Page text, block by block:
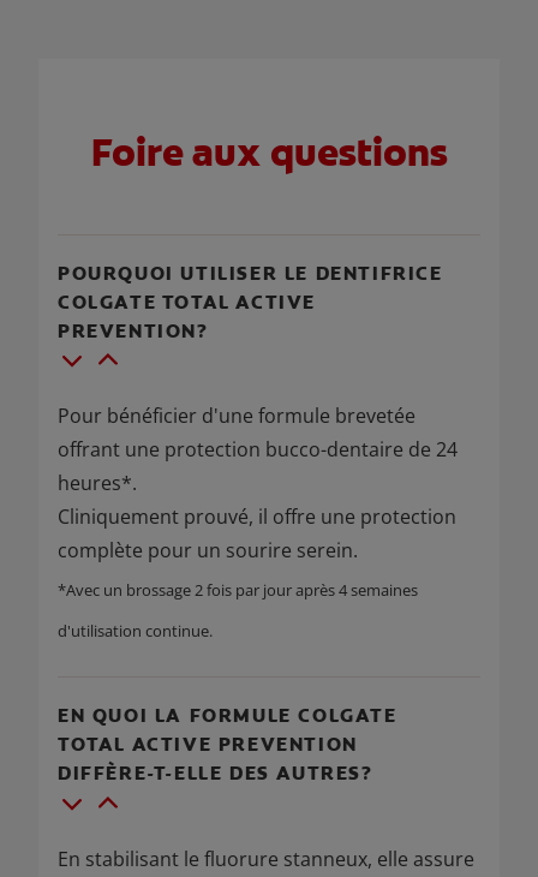
Foire aux questions
POURQUOI UTILISER LE DENTIFRICE
COLGATE TOTAL ACTIVE
PREVENTION?
Pour bénéficier d'une formule brevetée
offrant une protection bucco-dentaire de 24
heures*.
Cliniquement prouvé, il offre une protection
complète pour un sourire serein.
*Avec un brossage 2 fois par jour après 4 semaines
d'utilisation continue.
EN QUOI LA FORMULE COLGATE
TOTAL ACTIVE PREVENTION
DIFFÈRE-T-ELLE DES AUTRES?
En stabilisant le fluorure stanneux, elle assure